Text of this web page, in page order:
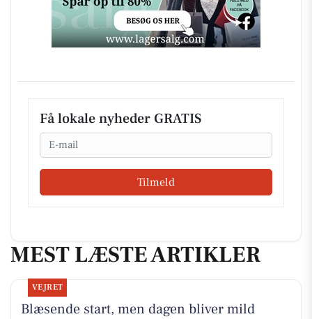
Få lokale nyheder GRATIS
Email
Tilmeld
MEST LÆSTE ARTIKLER
VEJRET
Blæsende start, men dagen bliver mild